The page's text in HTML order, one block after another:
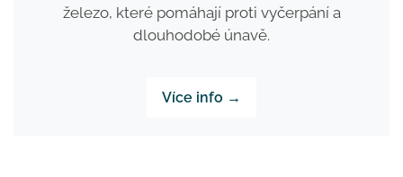
železo, které pomáhají proti vyčerpání a
dlouhodobé únavě.
Více info →